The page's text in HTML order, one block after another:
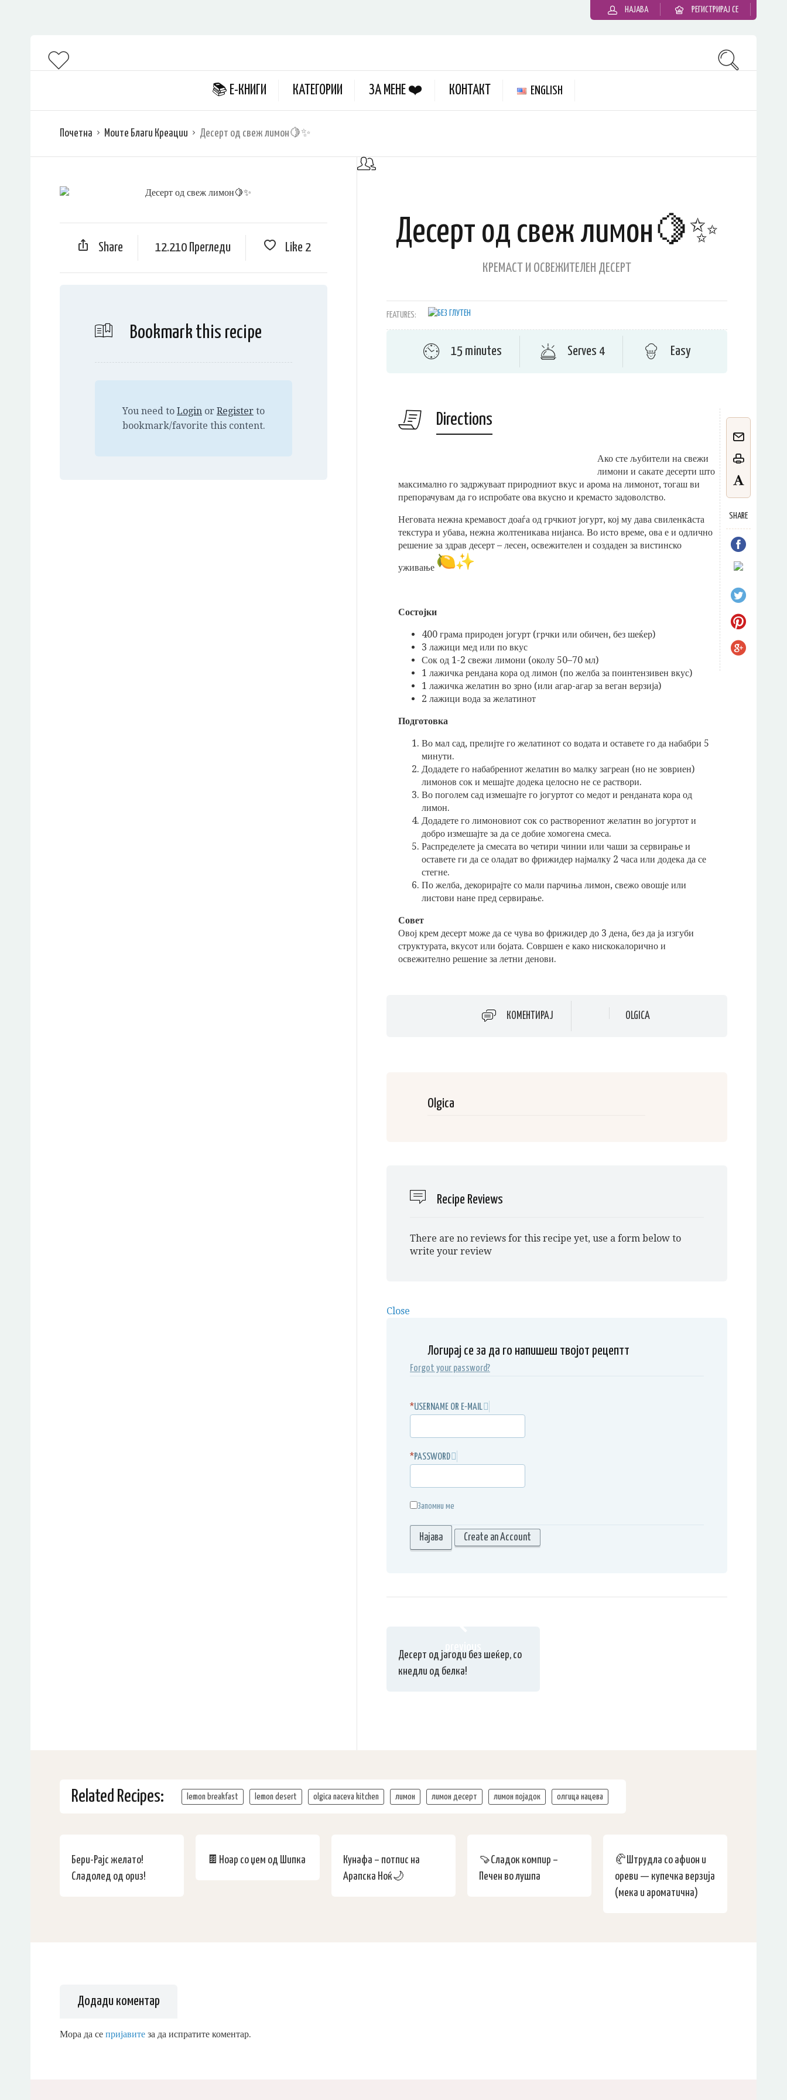
НАЈАВА РЕГИСТРИРАЈ СЕ
📚 Е-КНИГИ КАТЕГОРИИ ЗА МЕНЕ ❤️ КОНТАКТ ENGLISH
Почетна Моите Благи Креации Десерт од свеж лимон🍋✨
Share 12.210 Прегледи Like 2
Bookmark this recipe
You need to Login or Register to
bookmark/favorite this content.
Десерт од свеж лимон🍋✨
КРЕМАСТ И ОСВЕЖИТЕЛЕН ДЕСЕРТ
FEATURES:
15 minutes Serves 4 Easy
Directions
SHARE
Ако сте љубители на свежи
лимони и сакате десерти што
максимално го задржуваат природниот вкус и арома на лимонот, тогаш ви
препорачувам да го испробате ова вкусно и кремасто задоволство.
Неговата нежна кремавост доаѓа од грчкиот јогурт, кој му дава свиленкaста
текстура и убава, нежна жолтеникава нијанса. Во исто време, ова е и одлично
решение за здрав десерт – лесен, освежителен и создаден за вистинско
уживање
Состојки
400 грама природен јогурт (грчки или обичен, без шеќер)
3 лажици мед или по вкус
Сок од 1-2 свежи лимони (околу 50–70 мл)
1 лажичка рендана кора од лимон (по желба за поинтензивен вкус)
1 лажичка желатин во зрно (или агар-агар за веган верзија)
2 лажици вода за желатинот
Подготовка
Во мал сад, прелијте го желатинот со водата и оставете го да набабри 5
минути.
Додадете го набабрениот желатин во малку загреан (но не зовриен)
лимонов сок и мешајте додека целосно не се раствори.
Во поголем сад измешајте го јогуртот со медот и ренданата кора од
лимон.
Додадете го лимоновиот сок со растворениот желатин во јогуртот и
добро измешајте за да се добие хомогена смеса.
Распределете ја смесата во четири чинии или чаши за сервирање и
оставете ги да се оладат во фрижидер најмалку 2 часа или додека да се
стегне.
По желба, декорирајте со мали парчиња лимон, свежо овошје или
листови нане пред сервирање.
Совет
Овој крем десерт може да се чува во фрижидер до 3 дена, без да ја изгуби
структурата, вкусот или бојата. Совршен е како нискокалорично и
освежително решение за летни денови.
КОМЕНТИРАЈ OLGICA
Olgica
Recipe Reviews
There are no reviews for this recipe yet, use a form below to
write your review
Close
Логирај се за да го напишеш твојот рецептт
Forgot your password?
USERNAME OR E-MAIL
*
PASSWORD
*
Запомни ме
Create an Account
previous
Десерт од јагоди без шеќер, со
кнедли од белка!
Related Recipes: lemon breakfast lemon desert olgica naceva kitchen лимон лимон десерт лимон појадок олгица нацева
Бери-Рајс желато!
Сладолед од ориз!
🍫Ноар со џем од Шипка
Кунафа – потпис на
Арапска Ноќ🌙
🍠Сладок компир –
Печен во лушпа
🥐Штрудла со афион и
ореви — купечка верзија
(мека и ароматична)
Додади коментар
Мора да се пријавите за да испратите коментар.